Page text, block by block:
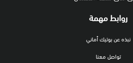
روابط مهمة
نبذه عن بوتيك أماني
تواصل معنا